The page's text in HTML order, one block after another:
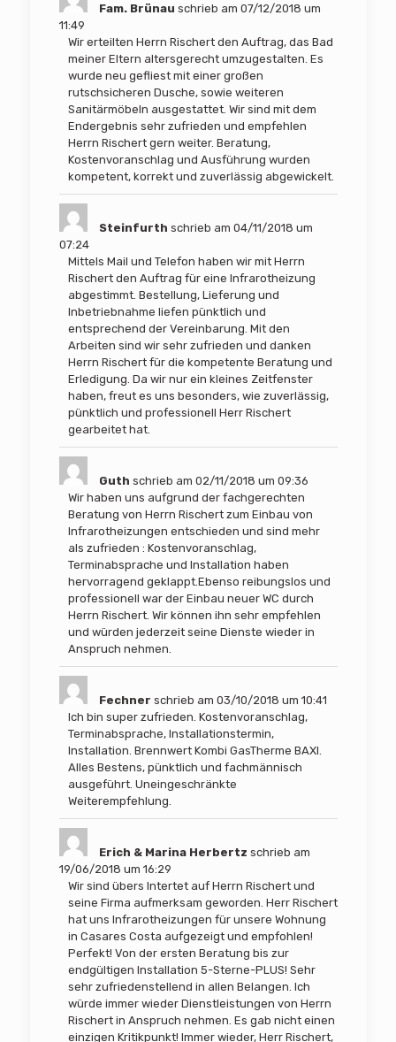
Fam. Brünau schrieb am 07/12/2018 um
11:49
Wir erteilten Herrn Rischert den Auftrag, das Bad
meiner Eltern altersgerecht umzugestalten. Es
wurde neu gefliest mit einer großen
rutschsicheren Dusche, sowie weiteren
Sanitärmöbeln ausgestattet. Wir sind mit dem
Endergebnis sehr zufrieden und empfehlen
Herrn Rischert gern weiter. Beratung,
Kostenvoranschlag und Ausführung wurden
kompetent, korrekt und zuverlässig abgewickelt.
Steinfurth schrieb am 04/11/2018 um
07:24
Mittels Mail und Telefon haben wir mit Herrn
Rischert den Auftrag für eine Infrarotheizung
abgestimmt. Bestellung, Lieferung und
Inbetriebnahme liefen pünktlich und
entsprechend der Vereinbarung. Mit den
Arbeiten sind wir sehr zufrieden und danken
Herrn Rischert für die kompetente Beratung und
Erledigung. Da wir nur ein kleines Zeitfenster
haben, freut es uns besonders, wie zuverlässig,
pünktlich und professionell Herr Rischert
gearbeitet hat.
Guth schrieb am 02/11/2018 um 09:36
Wir haben uns aufgrund der fachgerechten
Beratung von Herrn Rischert zum Einbau von
Infrarotheizungen entschieden und sind mehr
als zufrieden : Kostenvoranschlag,
Terminabsprache und Installation haben
hervorragend geklappt.Ebenso reibungslos und
professionell war der Einbau neuer WC durch
Herrn Rischert. Wir können ihn sehr empfehlen
und würden jederzeit seine Dienste wieder in
Anspruch nehmen.
Fechner schrieb am 03/10/2018 um 10:41
Ich bin super zufrieden. Kostenvoranschlag,
Terminabsprache, Installationstermin,
Installation. Brennwert Kombi GasTherme BAXI.
Alles Bestens, pünktlich und fachmännisch
ausgeführt. Uneingeschränkte
Weiterempfehlung.
Erich & Marina Herbertz schrieb am
19/06/2018 um 16:29
Wir sind übers Intertet auf Herrn Rischert und
seine Firma aufmerksam geworden. Herr Rischert
hat uns Infrarotheizungen für unsere Wohnung
in Casares Costa aufgezeigt und empfohlen!
Perfekt! Von der ersten Beratung bis zur
endgültigen Installation 5-Sterne-PLUS! Sehr
sehr zufriedenstellend in allen Belangen. Ich
würde immer wieder Dienstleistungen von Herrn
Rischert in Anspruch nehmen. Es gab nicht einen
einzigen Kritikpunkt! Immer wieder, Herr Rischert,